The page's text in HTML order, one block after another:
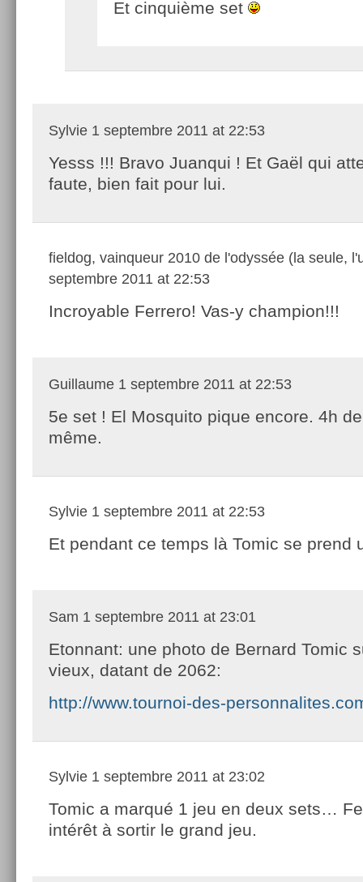
Et cinquième set
Sylvie 1 septembre 2011 at 22:53
Yesss !!! Bravo Juanqui ! Et Gaël qui
faute, bien fait pour lui.
fieldog, vainqueur 2010 de l'odyssée (la seule,
septembre 2011 at 22:53
Incroyable Ferrero! Vas-y champion!!!
Guillaume 1 septembre 2011 at 22:53
5e set ! El Mosquito pique encore. 4h
même.
Sylvie 1 septembre 2011 at 22:53
Et pendant ce temps là Tomic se prend
Sam 1 septembre 2011 at 23:01
Etonnant: une photo de Bernard Tomic
vieux, datant de 2062:
http://www.tournoi-des-
Sylvie 1 septembre 2011 at 23:02
Tomic a marqué 1 jeu en deux sets…
intérêt à sortir le grand jeu.